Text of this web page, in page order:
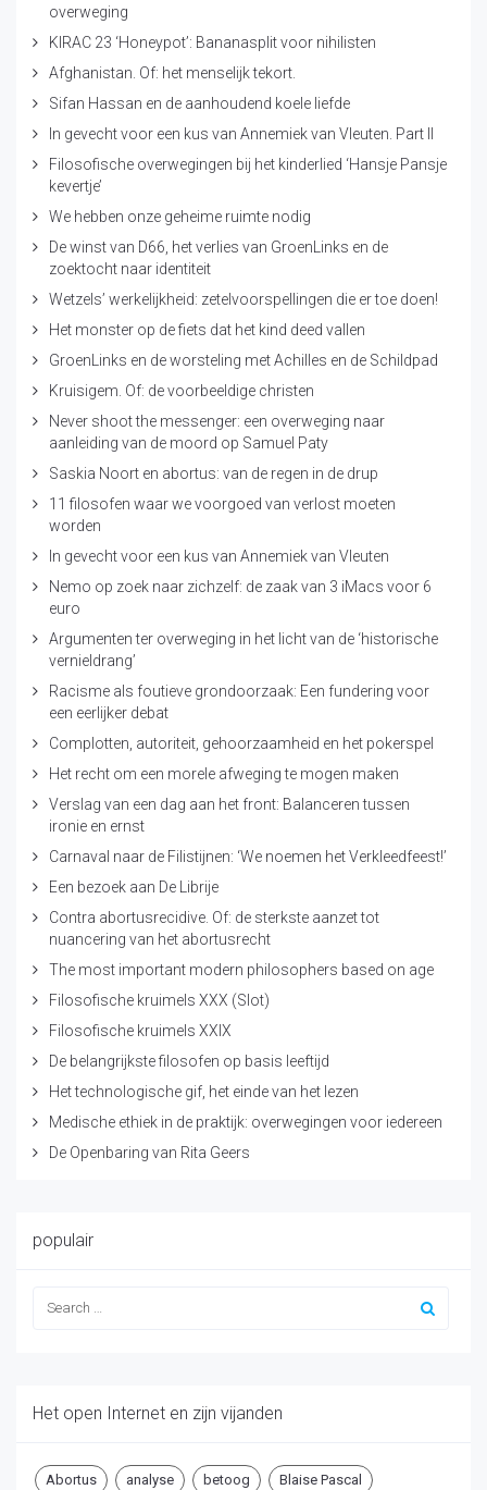
overweging
KIRAC 23 ‘Honeypot’: Bananasplit voor nihilisten
Afghanistan. Of: het menselijk tekort.
Sifan Hassan en de aanhoudend koele liefde
In gevecht voor een kus van Annemiek van Vleuten. Part II
Filosofische overwegingen bij het kinderlied ‘Hansje Pansje
kevertje’
We hebben onze geheime ruimte nodig
De winst van D66, het verlies van GroenLinks en de
zoektocht naar identiteit
Wetzels’ werkelijkheid: zetelvoorspellingen die er toe doen!
Het monster op de fiets dat het kind deed vallen
GroenLinks en de worsteling met Achilles en de Schildpad
Kruisigem. Of: de voorbeeldige christen
Never shoot the messenger: een overweging naar
aanleiding van de moord op Samuel Paty
Saskia Noort en abortus: van de regen in de drup
11 filosofen waar we voorgoed van verlost moeten
worden
In gevecht voor een kus van Annemiek van Vleuten
Nemo op zoek naar zichzelf: de zaak van 3 iMacs voor 6
euro
Argumenten ter overweging in het licht van de ‘historische
vernieldrang’
Racisme als foutieve grondoorzaak: Een fundering voor
een eerlijker debat
Complotten, autoriteit, gehoorzaamheid en het pokerspel
Het recht om een morele afweging te mogen maken
Verslag van een dag aan het front: Balanceren tussen
ironie en ernst
Carnaval naar de Filistijnen: ‘We noemen het Verkleedfeest!’
Een bezoek aan De Librije
Contra abortusrecidive. Of: de sterkste aanzet tot
nuancering van het abortusrecht
The most important modern philosophers based on age
Filosofische kruimels XXX (Slot)
Filosofische kruimels XXIX
De belangrijkste filosofen op basis leeftijd
Het technologische gif, het einde van het lezen
Medische ethiek in de praktijk: overwegingen voor iedereen
De Openbaring van Rita Geers
populair
Het open Internet en zijn vijanden
Abortus analyse betoog Blaise Pascal